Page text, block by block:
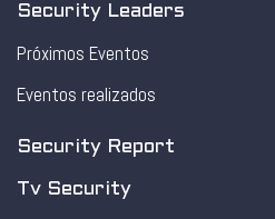
Security Leaders
Próximos Eventos
Eventos realizados
Security Report
Tv Security